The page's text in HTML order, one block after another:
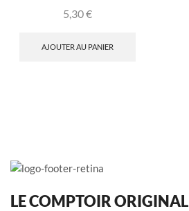
5,30€
AJOUTER AU PANIER
LE COMPTOIR ORIGINAL